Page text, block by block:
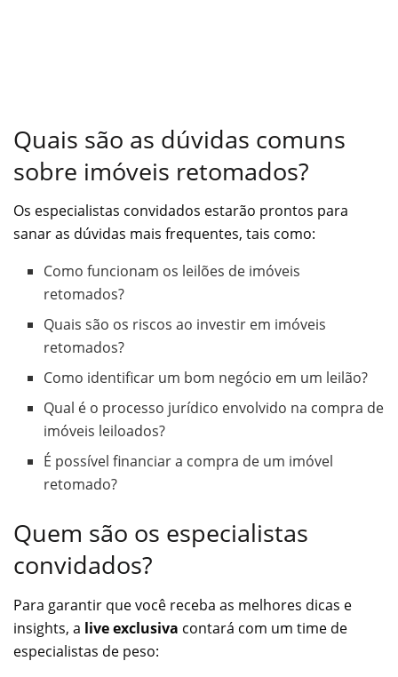
Quais são as dúvidas comuns
sobre imóveis retomados?
Os especialistas convidados estarão prontos para
sanar as dúvidas mais frequentes, tais como:
Como funcionam os leilões de imóveis
retomados?
Quais são os riscos ao investir em imóveis
retomados?
Como identificar um bom negócio em um leilão?
Qual é o processo jurídico envolvido na compra de
imóveis leiloados?
É possível financiar a compra de um imóvel
retomado?
Quem são os especialistas
convidados?
Para garantir que você receba as melhores dicas e
insights, a live exclusiva contará com um time de
especialistas de peso: